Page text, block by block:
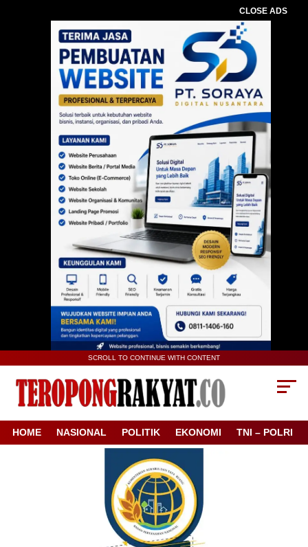
CLOSE ADS
SCROLL TO CONTINUE WITH CONTENT
HOME NASIONAL POLITIK EKONOMI TNI – POLRI